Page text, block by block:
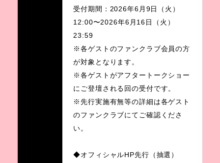
受付期間：2026年6月9日（火）
12:00〜2026年6月16日（火）
23:59
※各ゲストのファンクラブ会員の方
が対象となります。
※各ゲストがアフタートークショー
にご登壇される回の受付です。
※先行実施有無等の詳細は各ゲスト
のファンクラブにてご確認くださ
い。
◆オフィシャルHP先行（抽選）